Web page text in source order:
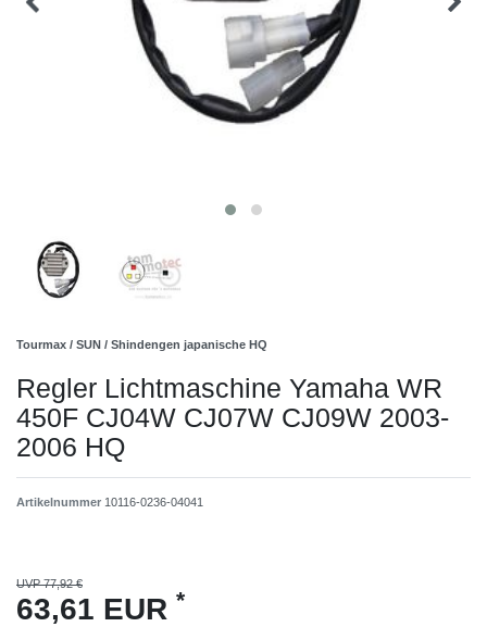
Tourmax / SUN / Shindengen japanische HQ
Regler Lichtmaschine Yamaha WR
450F CJ04W CJ07W CJ09W 2003-
2006 HQ
Artikelnummer 10116-0236-04041
UVP 77,92 €
63,61 EUR *